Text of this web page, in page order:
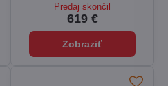
Predaj skončil
619 €
Zobraziť